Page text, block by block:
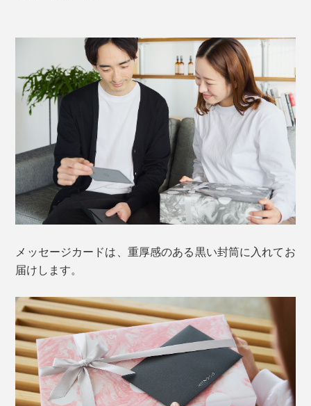
メッセージカードは、重厚感のある黒い封筒に入れてお
届けします。